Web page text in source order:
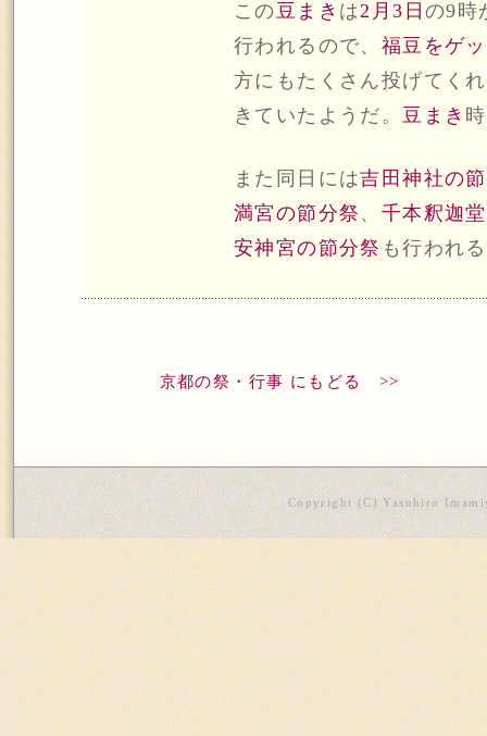
この豆まき は2月3日の9時
行われるので、 福豆をゲ
方にもたくさん投げてく
きていたようだ。豆まき
また同日には吉田神社の
満宮の節分祭 、 千本釈迦
安神宮の節分祭 も行われ
京都の祭・行事 にもどる >>
Copyright (C) Yasuhiro